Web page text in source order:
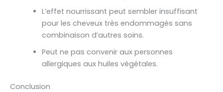
L’effet nourrissant peut sembler insuffisant
pour les cheveux très endommagés sans
combinaison d’autres soins.
Peut ne pas convenir aux personnes
allergiques aux huiles végétales.
Conclusion